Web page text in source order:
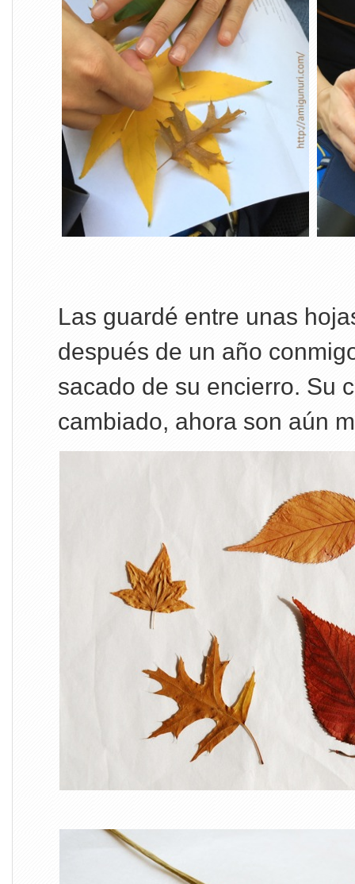
Las guardé entre unas
después de un año
sacado de su encierro. Su
cambiado, ahora son aún